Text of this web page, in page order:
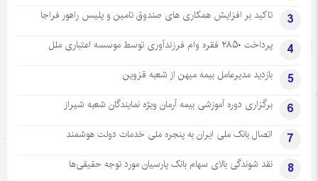
3 تاکید بر افزایش همکاری های صندوق تامین و پلیس راهور فراجا
4 پرداخت ۲۸۵۰ فقره وام فرزندآوری توسط موسسه اعتباری ملل
5 بازدید مدیرعامل بیمه میهن از شعبه قزوین
6 برگزاری دوره آموزشی بیمه آرمان ویژه نمایندگان شعبه شیراز
7 اتصال بانک ملی ایران به پنجره ملی خدمات دولت هوشمند
8 نقد شوندگی بالای سهام بانک پارسیان مورد توجه حقیقی‌ها